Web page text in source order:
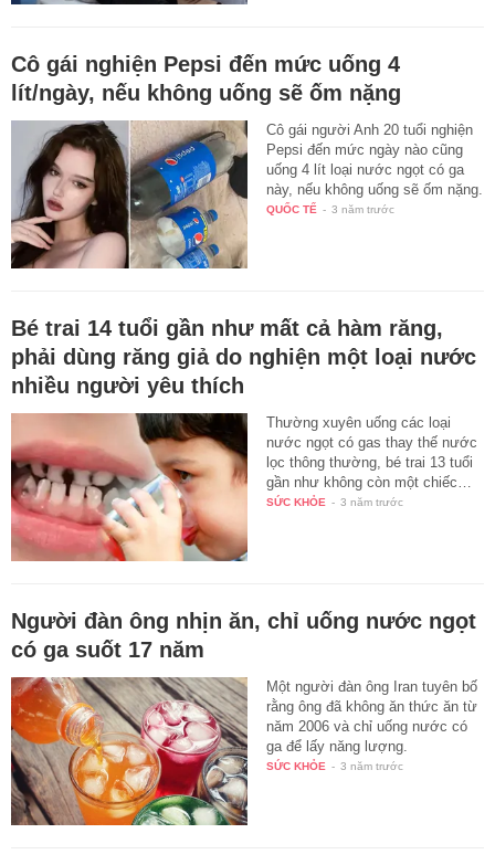
Cô gái nghiện Pepsi đến mức uống 4
lít/ngày, nếu không uống sẽ ốm nặng
Cô gái người Anh 20 tuổi nghiện
Pepsi đến mức ngày nào cũng
uống 4 lít loại nước ngọt có ga
này, nếu không uống sẽ ốm nặng.
QUỐC TẾ - 3 năm trước
Bé trai 14 tuổi gần như mất cả hàm răng,
phải dùng răng giả do nghiện một loại nước
nhiều người yêu thích
Thường xuyên uống các loại
nước ngọt có gas thay thế nước
lọc thông thường, bé trai 13 tuổi
gần như không còn một chiếc…
SỨC KHỎE - 3 năm trước
Người đàn ông nhịn ăn, chỉ uống nước ngọt
có ga suốt 17 năm
Một người đàn ông Iran tuyên bố
rằng ông đã không ăn thức ăn từ
năm 2006 và chỉ uống nước có
ga để lấy năng lượng.
SỨC KHỎE - 3 năm trước